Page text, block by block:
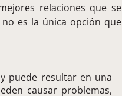
relaciones que se
es la única opción que
puede resultar en una
causar problemas,